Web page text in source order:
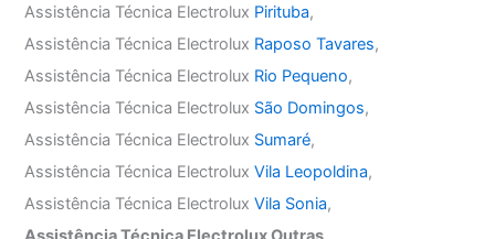
Assistência Técnica Electrolux Pirituba,
Assistência Técnica Electrolux Raposo Tavares,
Assistência Técnica Electrolux Rio Pequeno,
Assistência Técnica Electrolux São Domingos,
Assistência Técnica Electrolux Sumaré,
Assistência Técnica ElectroluxVila Leopoldina,
Assistência Técnica ElectroluxVila Sonia,